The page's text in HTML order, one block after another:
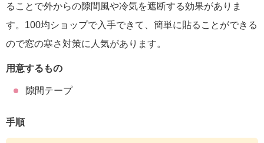
ることで外からの隙間風や冷気を遮断する効果がありま
す。100均ショップで入手できて、簡単に貼ることができる
ので窓の寒さ対策に人気があります。
用意するもの
隙間テープ
手順